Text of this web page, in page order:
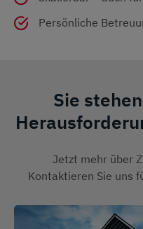
Persönliche
Sie
Jetzt mehr über
Kontaktieren Sie uns